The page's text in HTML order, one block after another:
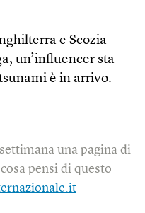
e Scozia
un’influencer sta
è in arrivo.
una pagina di
pensi di questo